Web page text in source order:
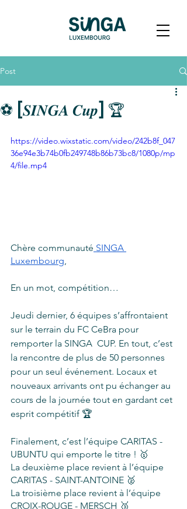
Post
⚽️ [𝑺𝑰𝑵𝑮𝑨 𝑪𝒖𝒑] 🏆
https://video.wixstatic.com/video/242b8f_047
36e94e3b74b0fb249748b86b73bc8/1080p/mp
4/file.mp4
Chère communauté SINGA
Luxembourg
En un mot, compétition…
Jeudi dernier, 6 équipes s’affrontaient
sur le terrain du FC CeBra pour
remporter la SINGA  CUP. En tout, c’est
la rencontre de plus de 50 personnes
pour un seul événement. Locaux et
nouveaux arrivants ont pu échanger au
cours de la journée tout en gardant cet
esprit compétitif 🏆
Finalement, c’est l’équipe CARITAS -
UBUNTU qui emporte le titre ! 🥇
La deuxième place revient à l’équipe
CARITAS - SAINT-ANTOINE 🥈
La troisième place revient à l’équipe
CROIX-ROUGE - MERSCH 🥉